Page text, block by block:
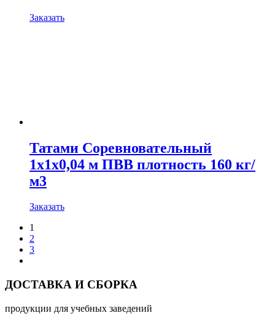
Заказать
Татами Соревновательный
1х1х0,04 м ПВВ плотность 160 кг/
м3
Заказать
1
2
3
ДОСТАВКА И СБОРКА
продукции для учебных заведений